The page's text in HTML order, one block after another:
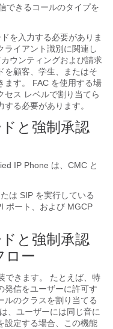
できるコールのタイプを
を入力する必要がありま
ライアント識別に関連し
ウンティングおよび請求
を顧客、学生、またはそ
ます。 FAC を使用する場
セス レベルで割り当てら
る必要があります。
と強制承認
IP Phone は、CMC と
は SIP を実行している
ポート、および MGCP
と強制承認
ロー
できます。 たとえば、特
発信をユーザーに許可す
ルのクラスを割り当てる
、ユーザーには同じ音に
設定する場合、この機能